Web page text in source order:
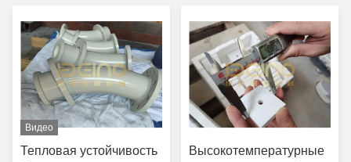
Нержавеющая
Видео
Тепловая устойчивость
Высокотемпературные